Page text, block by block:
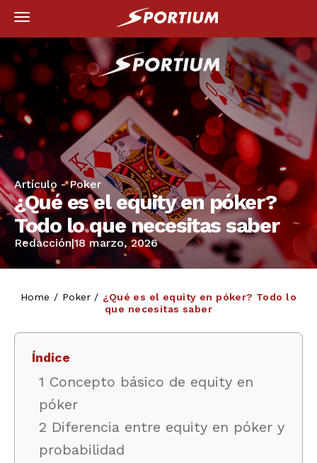
Artículo -Poker
¿Qué es el equity en póker?
Todo lo que necesitas saber
Redacción|18 marzo, 2026
Home / Poker / ¿Qué es el equity en póker? Todo lo
que necesitas saber
Índice
1 Concepto básico de equity en
póker
2 Diferencia entre equity en póker y
probabilidad